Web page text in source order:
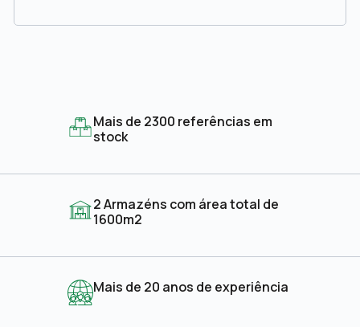
Mais de 2300 referências em
stock
2 Armazéns com área total de
1600m2
Mais de 20 anos de experiência